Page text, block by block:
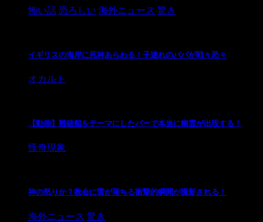
怖い話 恐ろしい 海外ニュース 驚き
イギリスの海岸に死神あらわる！子連れのパパが戦々恐々
オカルト
【動画】難破船をテーマにしたバーで本当に幽霊が出現する！
怪奇現象
神の怒りか？教会に雷が落ちる衝撃的瞬間が撮影される！
海外ニュース 驚き